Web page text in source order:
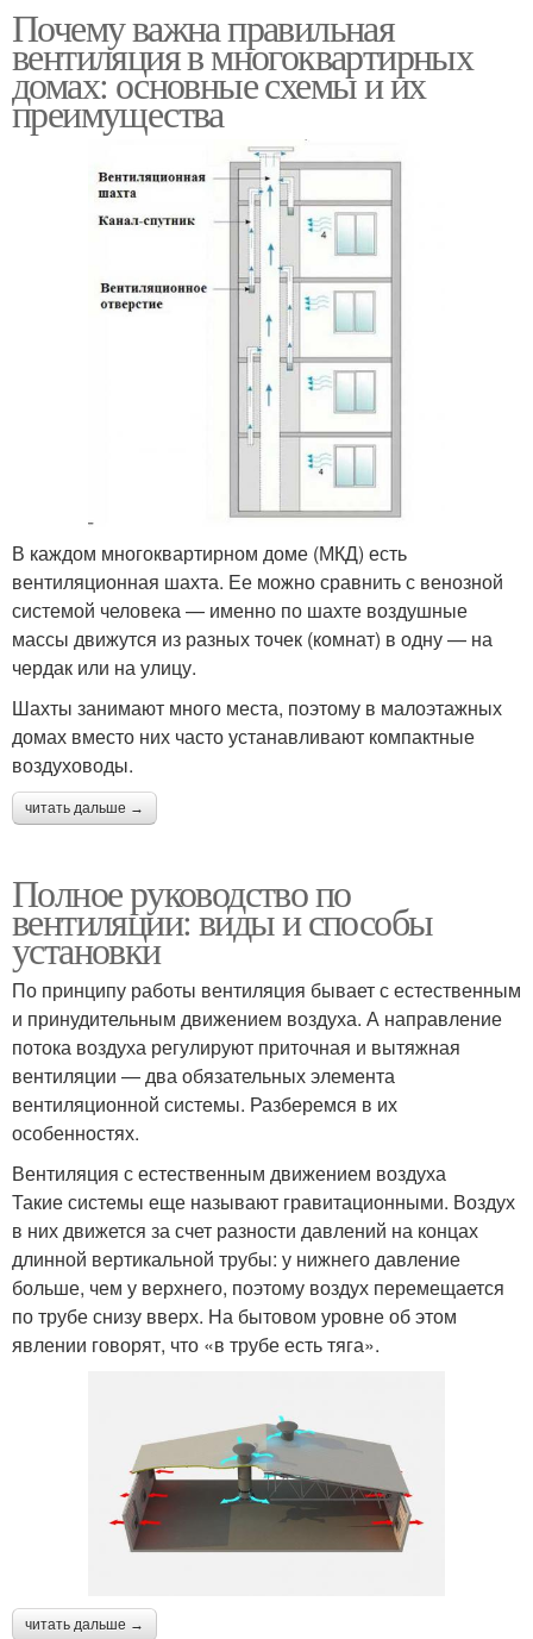
Почему важна правильная
вентиляция в многоквартирных
домах: основные схемы и их
преимущества
В каждом многоквартирном доме (МКД) есть
вентиляционная шахта. Ее можно сравнить с венозной
системой человека — именно по шахте воздушные
массы движутся из разных точек (комнат) в одну — на
чердак или на улицу.
Шахты занимают много места, поэтому в малоэтажных
домах вместо них часто устанавливают компактные
воздуховоды.
читать дальше →
Полное руководство по
вентиляции: виды и способы
установки
По принципу работы вентиляция бывает с естественным
и принудительным движением воздуха. А направление
потока воздуха регулируют приточная и вытяжная
вентиляции — два обязательных элемента
вентиляционной системы. Разберемся в их
особенностях.
Вентиляция с естественным движением воздуха
Такие системы еще называют гравитационными. Воздух
в них движется за счет разности давлений на концах
длинной вертикальной трубы: у нижнего давление
больше, чем у верхнего, поэтому воздух перемещается
по трубе снизу вверх. На бытовом уровне об этом
явлении говорят, что «в трубе есть тяга».
читать дальше →